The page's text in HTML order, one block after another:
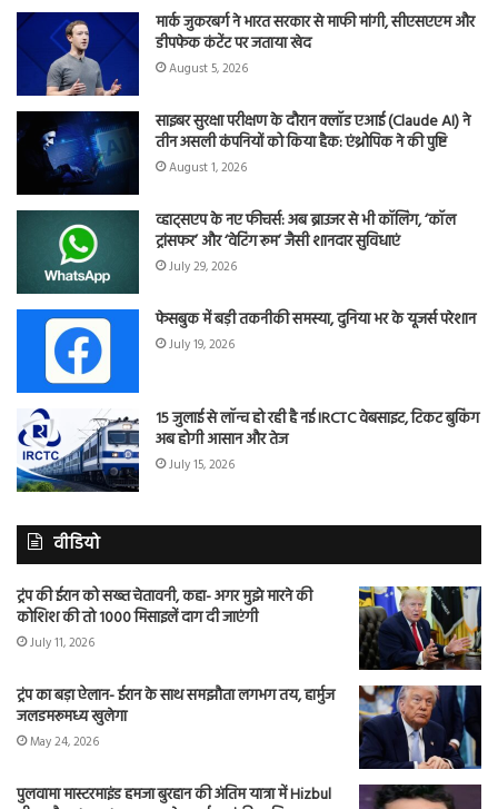
मार्क जुकरबर्ग ने भारत सरकार से माफी मांगी, सीएसएएम और
डीपफेक कंटेंट पर जताया खेद
August 5, 2026
साइबर सुरक्षा परीक्षण के दौरान क्लॉड एआई (Claude AI) ने
तीन असली कंपनियों को किया हैक: एंथ्रोपिक ने की पुष्टि
August 1, 2026
व्हाट्सएप के नए फीचर्स: अब ब्राउजर से भी कॉलिंग, ‘कॉल
ट्रांसफर’ और ‘वेटिंग रूम’ जैसी शानदार सुविधाएं
July 29, 2026
फेसबुक में बड़ी तकनीकी समस्या, दुनिया भर के यूजर्स परेशान
July 19, 2026
15 जुलाई से लॉन्च हो रही है नई IRCTC वेबसाइट, टिकट बुकिंग
अब होगी आसान और तेज
July 15, 2026
वीडियो
ट्रंप की ईरान को सख्त चेतावनी, कहा- अगर मुझे मारने की
कोशिश की तो 1000 मिसाइलें दाग दी जाएंगी
July 11, 2026
ट्रंप का बड़ा ऐलान- ईरान के साथ समझौता लगभग तय, हार्मुज
जलडमरूमध्य खुलेगा
May 24, 2026
पुलवामा मास्टरमाइंड हमजा बुरहान की अंतिम यात्रा में Hizbul